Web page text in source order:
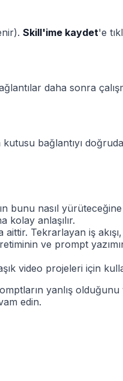
Skill'ime kaydet'e
daha sonra
bağlantıyı
bunu nasıl
kolay anlaşılır.
Tekrarlayan iş
ve prompt
video projeleri için
yanlış olduğunu
edin.